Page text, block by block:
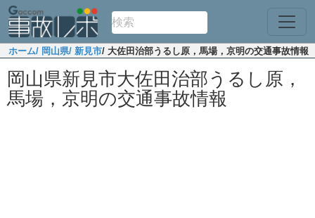
ホーム/ 岡山県/ 新見市/ 大佐田治部うるし原，馬場，京明の交通事故情報
岡山県新見市大佐田治部うるし原，
馬場，京明の交通事故情報